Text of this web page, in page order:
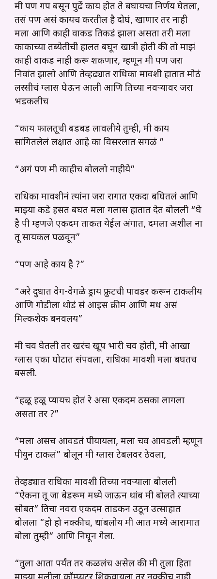
मी पण गप बसून पुढें काय होत ते बघायचा निर्णय घेतला,
तसं पण असं कायच करतील है दोघं, खाणार तर नाही
मला आणि काही वाकड तिकडं झाला असता तरी मला
काकाच्या तब्येतीची हालत बघून खात्री होती की तो माझं
काही वाकड नाही करू शकणार, म्हणून मी पण जरा
निवांत झालो आणि तेव्हढ्यात राधिका मावशी हातात मोठं
लस्सीचं ग्लास घेऊन आली आणि तिच्या नवऱ्यावर जरा
भडकलीच
“काय फालतूची बडबड लावलीये तुम्ही, मी काय
सांगितलेलं लक्षात आहे का विसरलात सगळं ”
“अगं पण मी काहीच बोललो नाहीये”
राधिका मावशीनं त्यांना जरा रागात एकदा बघितलं आणि
माझ्या कडे हसत बघत मला गलास हातात देत बोलली “घे
है पी म्हणजे एकदम ताकत येईल अंगात, दमला अशील ना
तू सायकल पळवून”
“पण आहे काय है ?”
“अरे दुधात वेग-वेगळे ड्राय फ्रुटची पावडर करून टाकलीय
आणि गोडीला थोडं सं आइस क्रीम आणि मध असं
मिल्कशेक बनवलय”
मी चव घेतली तर खरंच खूप भारी चव होती, मी आखा
ग्लास एका घोटात संपवला, राधिका मावशी मला बघतच
बसली.
“हळू हळू प्यायच होतं रे असा एकदम ठसका लागला
असता तर ?”
“मला असच आवडतं पीयायला, मला चव आवडली म्हणून
पीयुन टाकलं” बोलून मी ग्लास टेबलवर ठेवला,
तेव्हड्यात राधिका मावशी तिच्या नवऱ्याला बोलली
“ऐकना तू जा बेडरूम मध्ये जाऊन थांब मी बोलते त्याच्या
सोबत” तिचा नवरा एकदम ताडकन उठून उत्साहात
बोलला “हो हो नक्कीच, थांबलोय मी आत मध्ये आरामात
बोला तुम्ही” आणि निघून गेला.
“तुला आता पर्यंत तर कळलंच असेल की मी तुला हिता